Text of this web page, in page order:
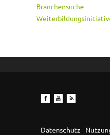
Branchensuche
Datenschutz